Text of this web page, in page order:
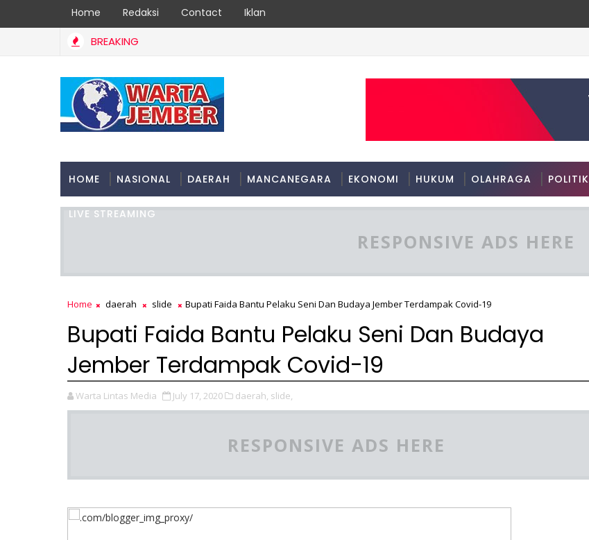
Home Redaksi Contact Iklan
BREAKING
HOME NASIONAL DAERAH MANCANEGARA EKONOMI HUKUM OLAHRAGA POLITIK
LIVE STREAMING
RESPONSIVE ADS HERE
Home daerah slide Bupati Faida Bantu Pelaku Seni Dan Budaya Jember Terdampak Covid-19
Bupati Faida Bantu Pelaku Seni Dan Budaya
Jember Terdampak Covid-19
Warta Lintas Media July 17, 2020 daerah, slide,
RESPONSIVE ADS HERE